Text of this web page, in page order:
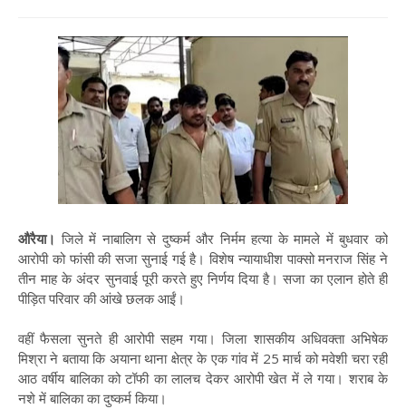
औरैया।जिले में नाबालिग से दुष्कर्म और निर्मम हत्या के मामले में बुधवार को
आरोपी को फांसी की सजा सुनाई गई है। विशेष न्यायाधीश पाक्सो मनराज सिंह ने
तीन माह के अंदर सुनवाई पूरी करते हुए निर्णय दिया है। सजा का एलान होते ही
पीड़ित परिवार की आंखे छलक आईं।
वहीं फैसला सुनते ही आरोपी सहम गया। जिला शासकीय अधिवक्ता अभिषेक
मिश्रा ने बताया कि अयाना थाना क्षेत्र के एक गांव में 25 मार्च को मवेशी चरा रही
आठ वर्षीय बालिका को टॉफी का लालच देकर आरोपी खेत में ले गया। शराब के
नशे में बालिका का दुष्कर्म किया।